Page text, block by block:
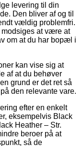
levering til din
Den bliver af og til
vældig problemfri.
at være at
om at du har bopæl i
kan vise sig at
af at du behøver
grund er det ret så
den relevante vare.
efter en enkelt
eksempelvis Black
Heather – Str.
beroer på at
så de